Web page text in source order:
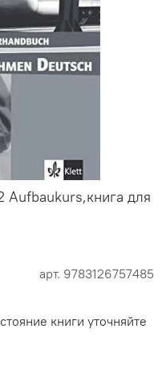
арт. 9783126757485
Aufbaukurs,книга для
книги уточняйте